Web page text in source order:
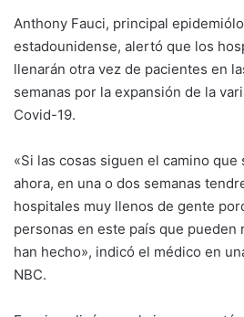
Anthony Fauci, principal
estadounidense, alertó que los
llenarán otra vez de pacientes en
semanas por la expansión de la
Covid-19.
«Si las cosas siguen el camino que
ahora, en una o dos semanas
hospitales muy llenos de gente
personas en este país que pueden
han hecho», indicó el médico en
NBC.